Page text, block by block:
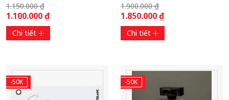
1.150.000 ₫
1.100.000 ₫
Chi tiết
1.900.000 ₫
1.850.000 ₫
Chi tiết
-50K -50K